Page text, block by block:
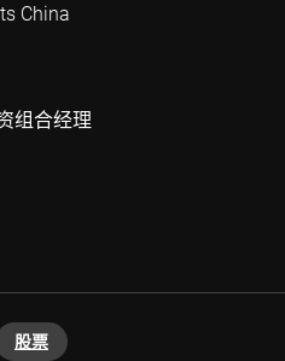
China
组合经理
股票